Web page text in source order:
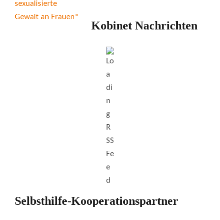
Kobinet Nachrichten
Selbsthilfe-Kooperationspartner